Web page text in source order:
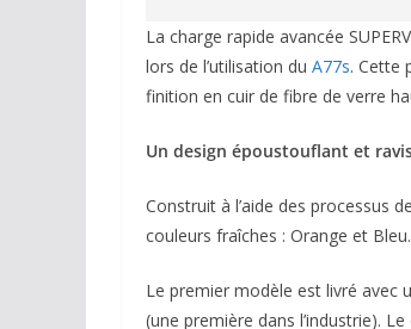
La charge rapide avancée
lors de l’utilisation du A77s. Cette
finition en cuir de fibre de verre
Un design époustouflant et
Construit à l’aide des processus
couleurs fraîches : Orange et Bleu.
Le premier modèle est livré avec
(une première dans l’industrie).